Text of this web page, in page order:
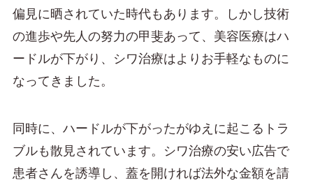
偏見に晒されていた時代もあります。しかし技術
の進歩や先人の努力の甲斐あって、美容医療はハ
ードルが下がり、シワ治療はよりお手軽なものに
なってきました。
同時に、ハードルが下がったがゆえに起こるトラ
ブルも散見されています。シワ治療の安い広告で
患者さんを誘導し、蓋を開ければ法外な金額を請